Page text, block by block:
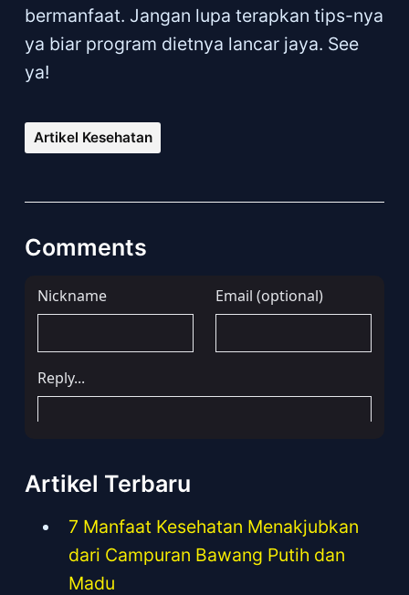
bermanfaat. Jangan lupa terapkan tips-nya
ya biar program dietnya lancar jaya. See
ya!
Artikel Kesehatan
Comments
Artikel Terbaru
7 Manfaat Kesehatan Menakjubkan
dari Campuran Bawang Putih dan
Madu